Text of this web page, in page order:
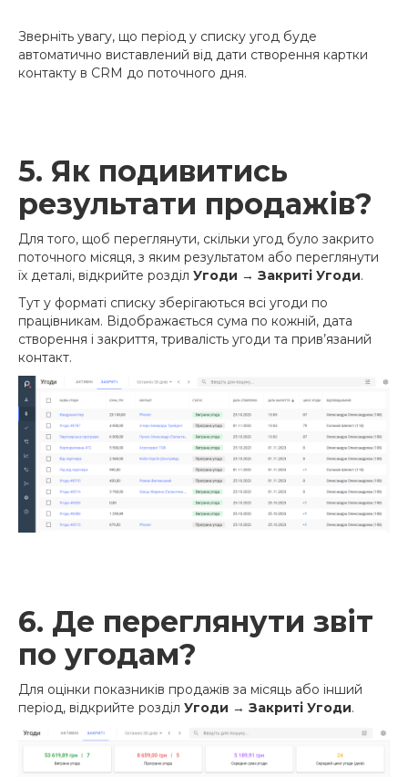
Зверніть увагу, що період у списку угод буде
автоматично виставлений від дати створення картки
контакту в CRM до поточного дня.
5. Як подивитись
результати продажів?
Для того, щоб переглянути, скільки угод було закрито
поточного місяця, з яким результатом або переглянути
їх деталі, відкрийте розділ Угоди → Закриті Угоди.
Тут у форматі списку зберігаються всі угоди по
працівникам. Відображається сума по кожній, дата
створення і закриття, тривалість угоди та прив’язаний
контакт.
6. Де переглянути звіт
по угодам?
Для оцінки показників продажів за місяць або інший
період, відкрийте розділ Угоди → Закриті Угоди.